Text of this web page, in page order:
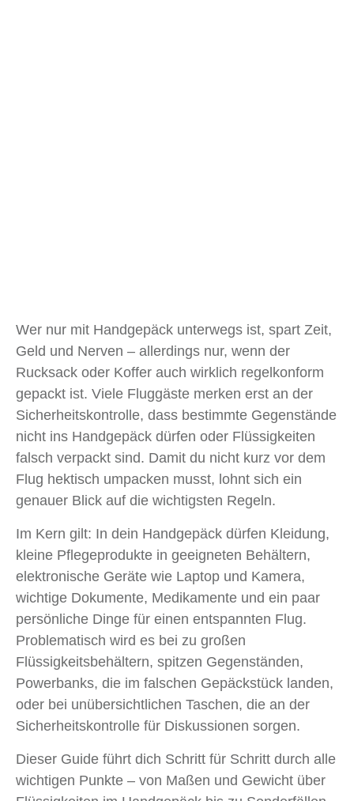
Wer nur mit Handgepäck unterwegs ist, spart Zeit,
Geld und Nerven – allerdings nur, wenn der
Rucksack oder Koffer auch wirklich regelkonform
gepackt ist. Viele Fluggäste merken erst an der
Sicherheitskontrolle, dass bestimmte Gegenstände
nicht ins Handgepäck dürfen oder Flüssigkeiten
falsch verpackt sind. Damit du nicht kurz vor dem
Flug hektisch umpacken musst, lohnt sich ein
genauer Blick auf die wichtigsten Regeln.
Im Kern gilt: In dein Handgepäck dürfen Kleidung,
kleine Pflegeprodukte in geeigneten Behältern,
elektronische Geräte wie Laptop und Kamera,
wichtige Dokumente, Medikamente und ein paar
persönliche Dinge für einen entspannten Flug.
Problematisch wird es bei zu großen
Flüssigkeitsbehältern, spitzen Gegenständen,
Powerbanks, die im falschen Gepäckstück landen,
oder bei unübersichtlichen Taschen, die an der
Sicherheitskontrolle für Diskussionen sorgen.
Dieser Guide führt dich Schritt für Schritt durch alle
wichtigen Punkte – von Maßen und Gewicht über